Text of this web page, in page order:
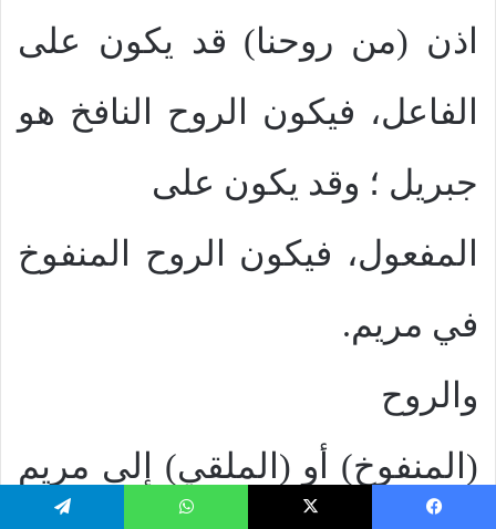
اذن (من روحنا) قد يكون على
الفاعل، فيكون الروح النافخ هو
جبريل ؛ وقد يكون على
المفعول، فيكون الروح المنفوخ
في مريم.
والروح
(المنفوخ) أو (الملقي) إلى مريم